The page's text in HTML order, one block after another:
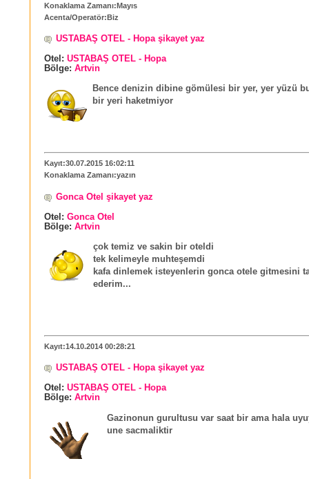
Konaklama Zamanı:Mayıs
Acenta/Operatör:Biz
USTABAŞ OTEL - Hopa şikayet yaz
Otel: USTABAŞ OTEL - Hopa
Bölge: Artvin
Bence denizin dibine gömülesi bir yer, yer yüzü
bir yeri haketmiyor
Kayıt:30.07.2015 16:02:11
Konaklama Zamanı:yazın
Gonca Otel şikayet yaz
Otel: Gonca Otel
Bölge: Artvin
çok temiz ve sakin bir oteldi
tek kelimeyle muhteşemdi
kafa dinlemek isteyenlerin gonca otele gitmesini
ederim...
Kayıt:14.10.2014 00:28:21
USTABAŞ OTEL - Hopa şikayet yaz
Otel: USTABAŞ OTEL - Hopa
Bölge: Artvin
Gazinonun gurultusu var saat bir ama hala
une sacmaliktir